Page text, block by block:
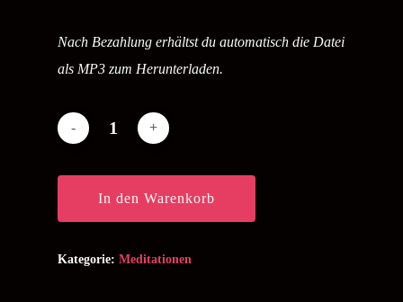
Nach Bezahlung erhältst du automatisch die Datei
als MP3 zum Herunterladen.
In den Warenkorb
Kategorie: Meditationen